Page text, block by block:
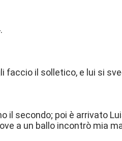
faccio il solletico, e lui si
il secondo; poi è arrivato
a un ballo incontrò mia